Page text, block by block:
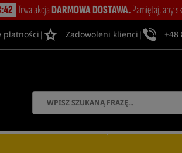
Trwa akcjaDARMOWA DOSTAWA.Pamiętaj, aby
płatności | Zadowoleni klienci | +48